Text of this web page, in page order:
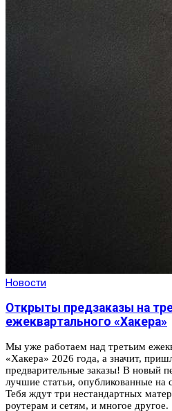
Новости
Открыты предзаказы на
ежеквартального «Хакера»
Мы уже работаем над третьим
«Хакера» 2026 года, а значит,
предварительные заказы! В новый
лучшие статьи, опубликованные на
Тебя ждут три нестандартных
роутерам и сетям, и многое другое.